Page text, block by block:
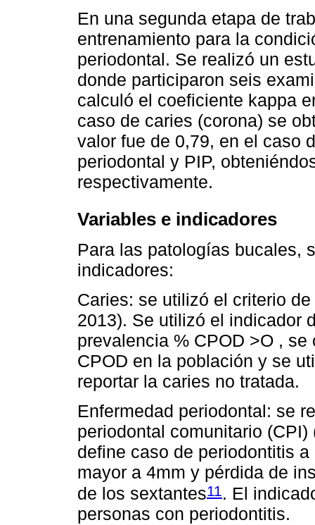
En una segunda etapa de
entrenamiento para la
periodontal. Se realizó un
donde participaron seis
calculó el coeficiente kappa
caso de caries (corona) se
valor fue de 0,79, en el caso
periodontal y PIP,
respectivamente.
Variables e indicadores
Para las patologías bucales,
indicadores:
Caries: se utilizó el criterio
2013). Se utilizó el indicador
prevalencia % CPOD >O ,
CPOD en la población y se
reportar la caries no tratada.
Enfermedad periodontal: se
periodontal comunitario
define caso de periodontitis
mayor a 4mm y pérdida de
de los sextantes11. El
personas con periodontitis.